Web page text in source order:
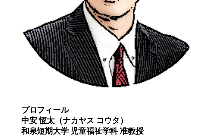
プロフィール
中安 恆太（ナカヤス コウタ）
和泉短期大学 児童福祉学科 准教授